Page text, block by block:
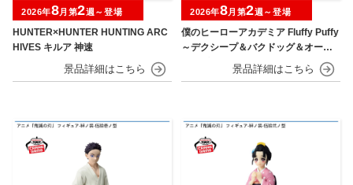
HUNTER×HUNTER HUNTING ARC
HIVES キルア 神速
2026年8月第2週～登場
僕のヒーローアカデミア Fluffy Puffy
～デクシープ＆バクドッグ＆オール
マイゴート～
2026年8月第2週～登場